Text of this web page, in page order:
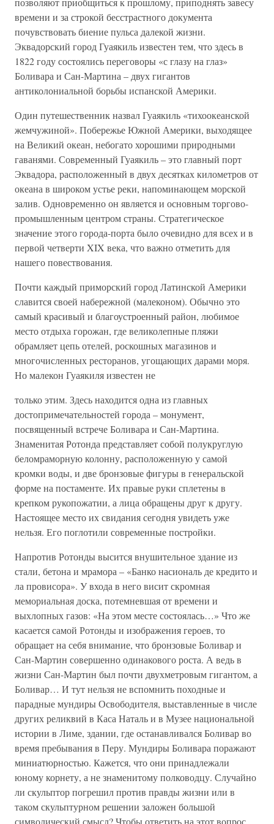
времени и за строкой бесстрастного документа
почувствовать биение пульса далекой жизни.
Эквадорский город Гуаякиль известен тем, что здесь в
1822 году состоялись переговоры «с глазу на глаз»
Боливара и Сан-Мартина – двух гигантов
антиколониальной борьбы испанской Америки.
Один путешественник назвал Гуаякиль «тихоокеанской
жемчужиной». Побережье Южной Америки, выходящее
на Великий океан, небогато хорошими природными
гаванями. Современный Гуаякиль – это главный порт
Эквадора, расположенный в двух десятках километров от
океана в широком устье реки, напоминающем морской
залив. Одновременно он является и основным торгово-
промышленным центром страны. Стратегическое
значение этого города-порта было очевидно для всех и в
первой четверти XIX века, что важно отметить для
нашего повествования.
Почти каждый приморский город Латинской Америки
славится своей набережной (малеконом). Обычно это
самый красивый и благоустроенный район, любимое
место отдыха горожан, где великолепные пляжи
обрамляет цепь отелей, роскошных магазинов и
многочисленных ресторанов, угощающих дарами моря.
Но малекон Гуаякиля известен не
только этим. Здесь находится одна из главных
достопримечательностей города – монумент,
посвященный встрече Боливара и Сан-Мартина.
Знаменитая Ротонда представляет собой полукруглую
беломраморную колонну, расположенную у самой
кромки воды, и две бронзовые фигуры в генеральской
форме на постаменте. Их правые руки сплетены в
крепком рукопожатии, а лица обращены друг к другу.
Настоящее место их свидания сегодня увидеть уже
нельзя. Его поглотили современные постройки.
Напротив Ротонды высится внушительное здание из
стали, бетона и мрамора – «Банко насиональ де кредито и
ла провисора». У входа в него висит скромная
мемориальная доска, потемневшая от времени и
выхлопных газов: «На этом месте состоялась…» Что же
касается самой Ротонды и изображения героев, то
обращает на себя внимание, что бронзовые Боливар и
Сан-Мартин совершенно одинакового роста. А ведь в
жизни Сан-Мартин был почти двухметровым гигантом, а
Боливар… И тут нельзя не вспомнить походные и
парадные мундиры Освободителя, выставленные в числе
других реликвий в Каса Наталь и в Музее национальной
истории в Лиме, здании, где останавливался Боливар во
время пребывания в Перу. Мундиры Боливара поражают
миниатюрностью. Кажется, что они принадлежали
юному корнету, а не знаменитому полководцу. Случайно
ли скульптор погрешил против правды жизни или в
таком скульптурном решении заложен большой
символический смысл? Чтобы ответить на этот вопрос,